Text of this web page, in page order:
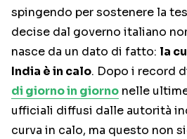
spingendo per sostenere la
decise dal governo italiano
nasce da un dato di fatto: la
India è in calo. Dopo i record
di giorno in giorno nelle
ufficiali diffusi dalle autorità
curva in calo, ma questo non